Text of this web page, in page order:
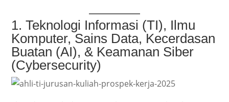
1. Teknologi Informasi (TI), Ilmu
Komputer, Sains Data, Kecerdasan
Buatan (AI), & Keamanan Siber
(Cybersecurity)